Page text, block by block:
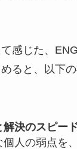
感じた、
ると、以下
解決のスピー
個人の弱点を